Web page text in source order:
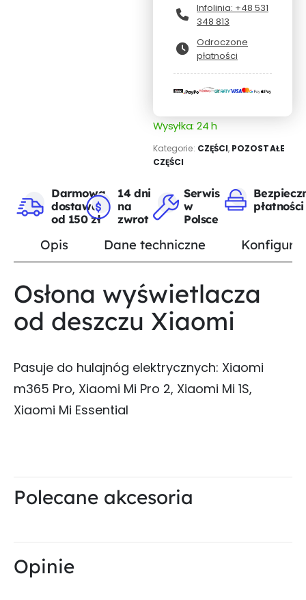
Infolinia: +48 531
348 813
Odroczone
płatności
Wysyłka: 24 h
Kategorie: CZĘŚCI, POZOSTAŁE
CZĘŚCI
Darmowa
dostawa
od 150 zł
14 dni
na
zwrot
Serwis
w
Polsce
płatności
Opis Dane techniczne
Osłona wyświetlacza
od deszczu Xiaomi
Pasuje do hulajnóg elektrycznych: Xiaomi
m365 Pro, Xiaomi Mi Pro 2, Xiaomi Mi 1S,
Xiaomi Mi Essential
Polecane akcesoria
Opinie